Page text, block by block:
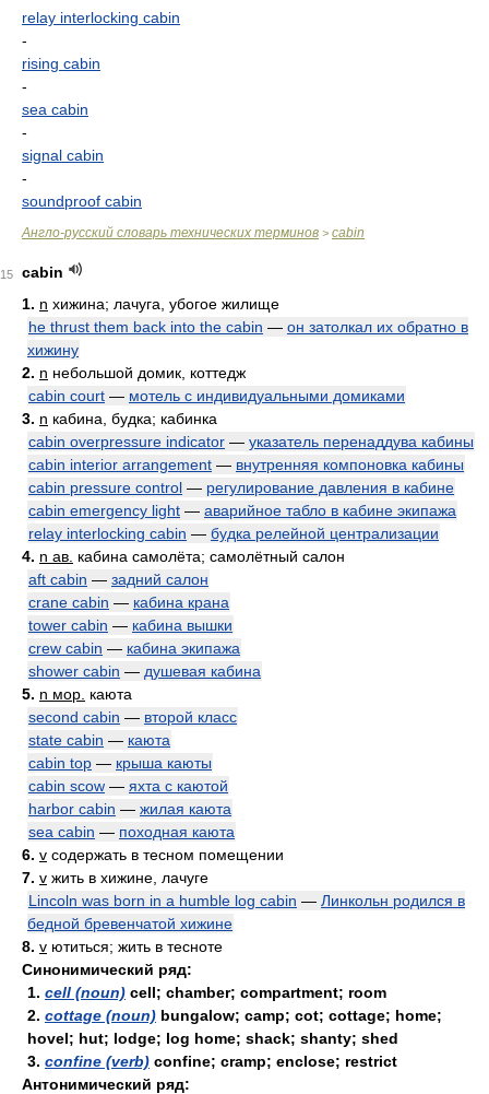
relay interlocking cabin
-
rising cabin
-
sea cabin
-
signal cabin
-
soundproof cabin
Англо-русский словарь технических терминов > cabin
15
cabin
1. n хижина; лачуга, убогое жилище
he thrust them back into the cabin — он затолкал их обратно в
хижину
2. n небольшой домик, коттедж
cabin court — мотель с индивидуальными домиками
3. n кабина, будка; кабинка
cabin overpressure indicator — указатель перенаддува кабины
cabin interior arrangement — внутренняя компоновка кабины
cabin pressure control — регулирование давления в кабине
cabin emergency light — аварийное табло в кабине экипажа
relay interlocking cabin — будка релейной централизации
4. n ав. кабина самолёта; самолётный салон
aft cabin — задний салон
crane cabin — кабина крана
tower cabin — кабина вышки
crew cabin — кабина экипажа
shower cabin — душевая кабина
5. n мор. каюта
second cabin — второй класс
state cabin — каюта
cabin top — крыша каюты
cabin scow — яхта с каютой
harbor cabin — жилая каюта
sea cabin — походная каюта
6. v содержать в тесном помещении
7. v жить в хижине, лачуге
Lincoln was born in a humble log cabin — Линкольн родился в
бедной бревенчатой хижине
8. v ютиться; жить в тесноте
Синонимический ряд:
1. cell (noun) cell; chamber; compartment; room
2. cottage (noun) bungalow; camp; cot; cottage; home;
hovel; hut; lodge; log home; shack; shanty; shed
3. confine (verb) confine; cramp; enclose; restrict
Антонимический ряд: